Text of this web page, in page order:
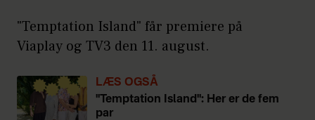
"Temptation Island" får premiere på
Viaplay og TV3 den 11. august.
LÆS OGSÅ
"Temptation Island": Her er de fem
par